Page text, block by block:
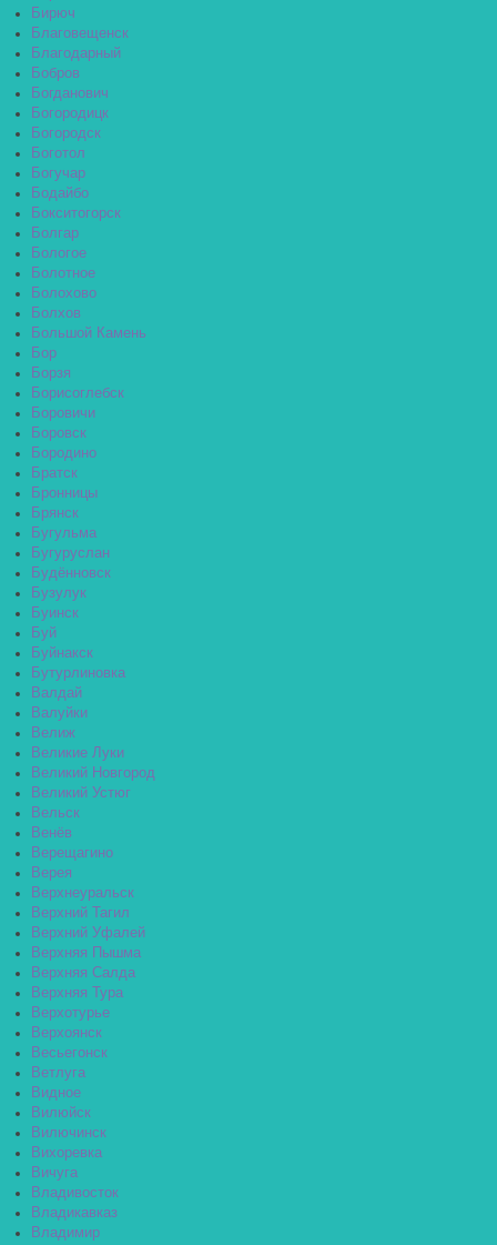
Бирюч
Благовещенск
Благодарный
Бобров
Богданович
Богородицк
Богородск
Боготол
Богучар
Бодайбо
Бокситогорск
Болгар
Бологое
Болотное
Болохово
Болхов
Большой Камень
Бор
Борзя
Борисоглебск
Боровичи
Боровск
Бородино
Братск
Бронницы
Брянск
Бугульма
Бугуруслан
Будённовск
Бузулук
Буинск
Буй
Буйнакск
Бутурлиновка
Валдай
Валуйки
Велиж
Великие Луки
Великий Новгород
Великий Устюг
Вельск
Венёв
Верещагино
Верея
Верхнеуральск
Верхний Тагил
Верхний Уфалей
Верхняя Пышма
Верхняя Салда
Верхняя Тура
Верхотурье
Верхоянск
Весьегонск
Ветлуга
Видное
Вилюйск
Вилючинск
Вихоревка
Вичуга
Владивосток
Владикавказ
Владимир